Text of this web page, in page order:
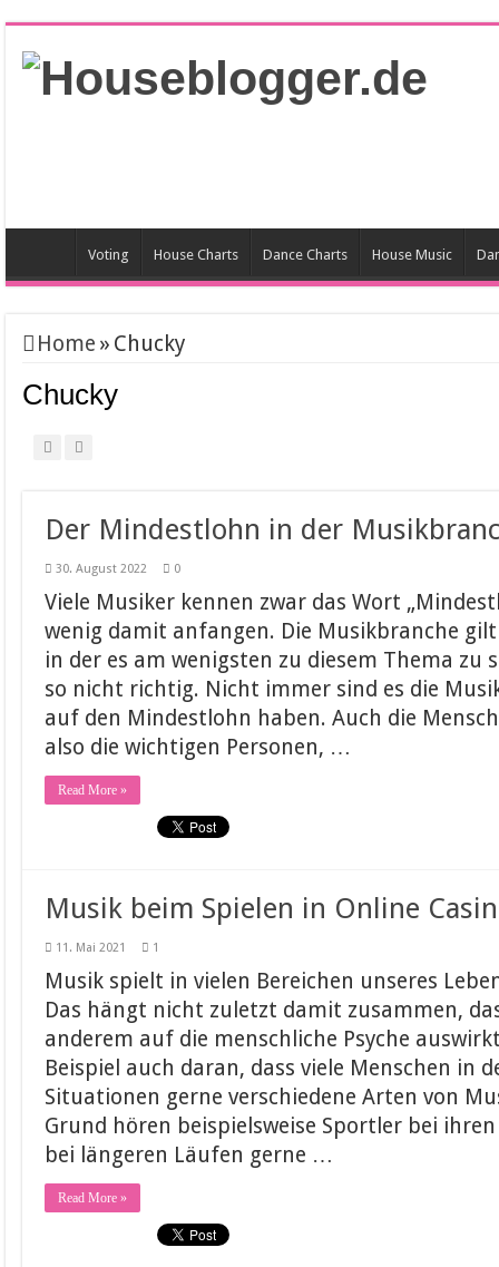
Voting House Charts Dance Charts House Music
Home » Chucky
Chucky
Der Mindestlohn in der
30. August 2022 0
Viele Musiker kennen zwar das Wort
wenig damit anfangen. Die Musikbranche
in der es am wenigsten zu diesem Thema zu
so nicht richtig. Nicht immer sind es die
auf den Mindestlohn haben. Auch die
also die wichtigen Personen, …
Read More »
Musik beim Spielen in Online
11. Mai 2021 1
Musik spielt in vielen Bereichen unseres
Das hängt nicht zuletzt damit zusammen,
anderem auf die menschliche Psyche
Beispiel auch daran, dass viele Menschen in
Situationen gerne verschiedene Arten von
Grund hören beispielsweise Sportler bei
bei längeren Läufen gerne …
Read More »